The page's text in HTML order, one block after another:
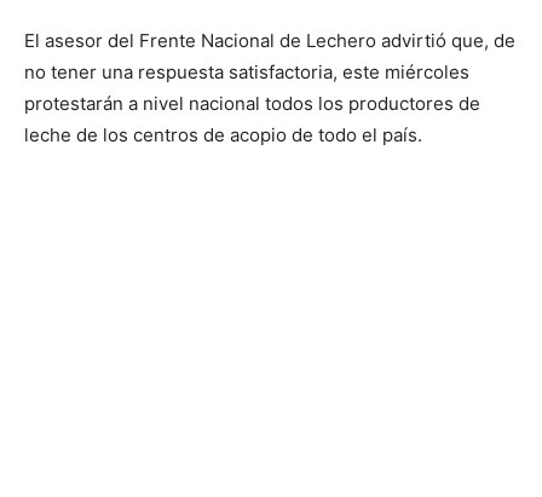
El asesor del Frente Nacional de Lechero advirtió que, de
no tener una respuesta satisfactoria, este miércoles
protestarán a nivel nacional todos los productores de
leche de los centros de acopio de todo el país.